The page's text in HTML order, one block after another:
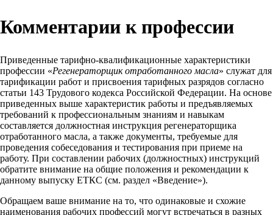
Комментарии к профессии
Приведенные тарифно-квалификационные характеристики
профессии «Регенераторщик отработанного масла» служат для
тарификации работ и присвоения тарифных разрядов согласно
статьи 143 Трудового кодекса Российской Федерации. На основе
приведенных выше характеристик работы и предъявляемых
требований к профессиональным знаниям и навыкам
составляется должностная инструкция регенераторщика
отработанного масла, а также документы, требуемые для
проведения собеседования и тестирования при приеме на
работу. При составлении рабочих (должностных) инструкций
обратите внимание на общие положения и рекомендации к
данному выпуску ЕТКС (см. раздел «Введение»).
Обращаем ваше внимание на то, что одинаковые и схожие
наименования рабочих профессий могут встречаться в разных